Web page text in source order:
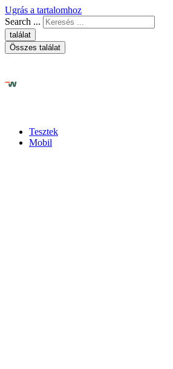
Ugrás a tartalomhoz
Search ...
találat
Összes találat
Tesztek
Mobil